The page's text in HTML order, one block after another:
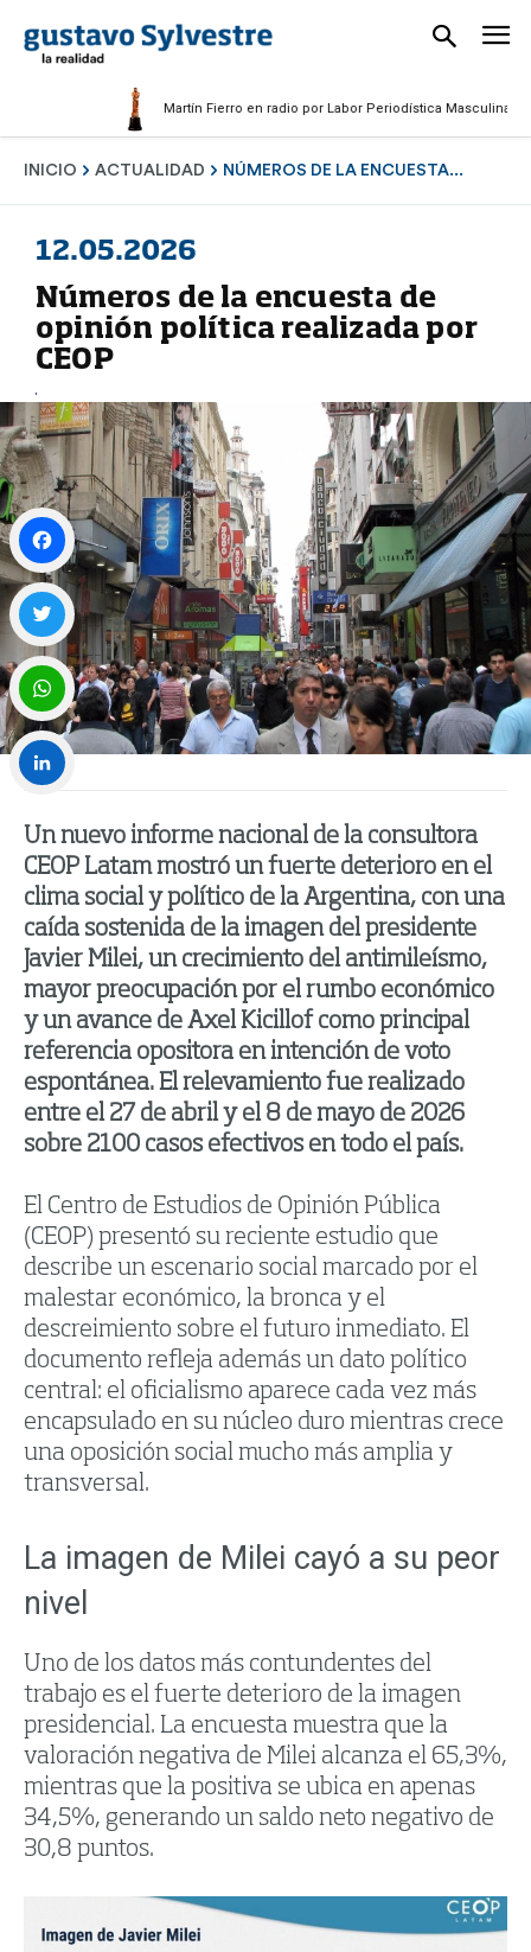
Martín Fierro en radio por Labor Periodística Masculina 2025
INICIO ACTUALIDAD NÚMEROS DE LA ENCUESTA...
12.05.2026
Números de la encuesta de
opinión política realizada por
CEOP
Un nuevo informe nacional de la consultora
CEOP Latam mostró un fuerte deterioro en el
clima social y político de la Argentina, con una
caída sostenida de la imagen del presidente
Javier Milei, un crecimiento del antimileísmo,
mayor preocupación por el rumbo económico
y un avance de Axel Kicillofcomo principal
referencia opositora en intención de voto
espontánea. El relevamiento fue realizado
entre el 27 de abril y el 8 de mayo de 2026
sobre 2100 casos efectivos en todo el país.
El Centro de Estudios de Opinión Pública
(CEOP) presentó su reciente estudio que
describe un escenario social marcado por el
malestar económico, la bronca y el
descreimiento sobre el futuro inmediato. El
documento refleja además un dato político
central: el oficialismo aparece cada vez más
encapsulado en su núcleo duro mientras crece
una oposición social mucho más amplia y
transversal.
La imagen de Milei cayó a su peor
nivel
Uno de los datos más contundentes del
trabajo es el fuerte deterioro de la imagen
presidencial. La encuesta muestra que la
valoración negativa de Milei alcanza el 65,3%,
mientras que la positiva se ubica en apenas
34,5%, generando un saldo neto negativo de
30,8 puntos.
Facebook
Twitter
WhatsApp